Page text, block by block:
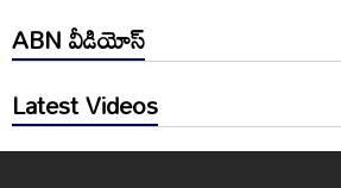
ABN వీడియోస్
Latest Videos